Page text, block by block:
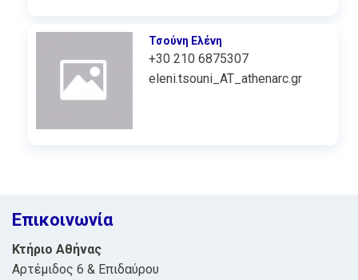
Τσούνη Ελένη
+30 210 6875307
eleni.tsouni_AT_athenarc.gr
Επικοινωνία
Κτήριο Αθήνας
Αρτέμιδος 6 & Επιδαύρου